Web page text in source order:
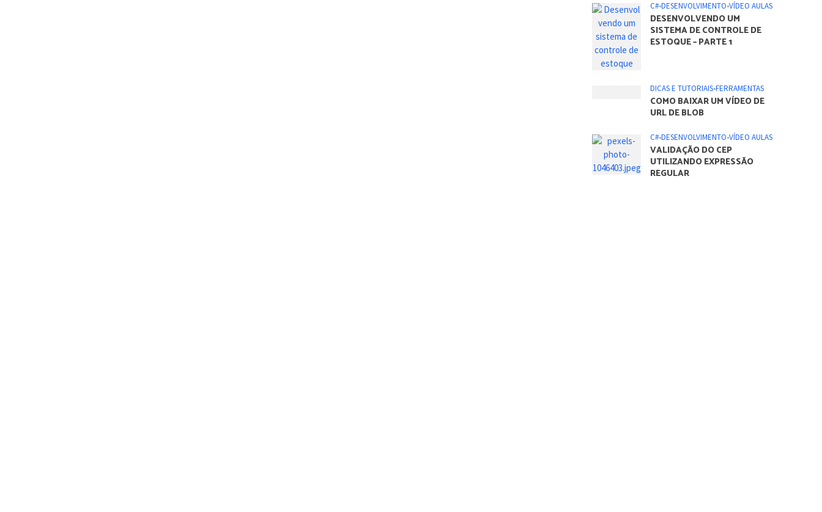
C#•DESENVOLVIMENTO•VÍDEO AULAS
DESENVOLVENDO UM
SISTEMA DE CONTROLE DE
ESTOQUE – PARTE 1
DICAS E TUTORIAIS•FERRAMENTAS
COMO BAIXAR UM VÍDEO DE
URL DE BLOB
C#•DESENVOLVIMENTO•VÍDEO AULAS
VALIDAÇÃO DO CEP
UTILIZANDO EXPRESSÃO
REGULAR